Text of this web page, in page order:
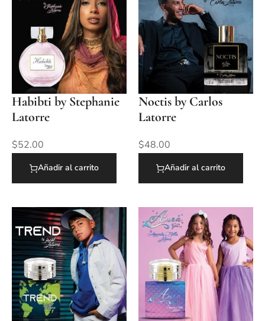
Habibti by Stephanie
Latorre
$52.00
Añadir al carrito
Noctis by Carlos
Latorre
$48.00
Añadir al carrito